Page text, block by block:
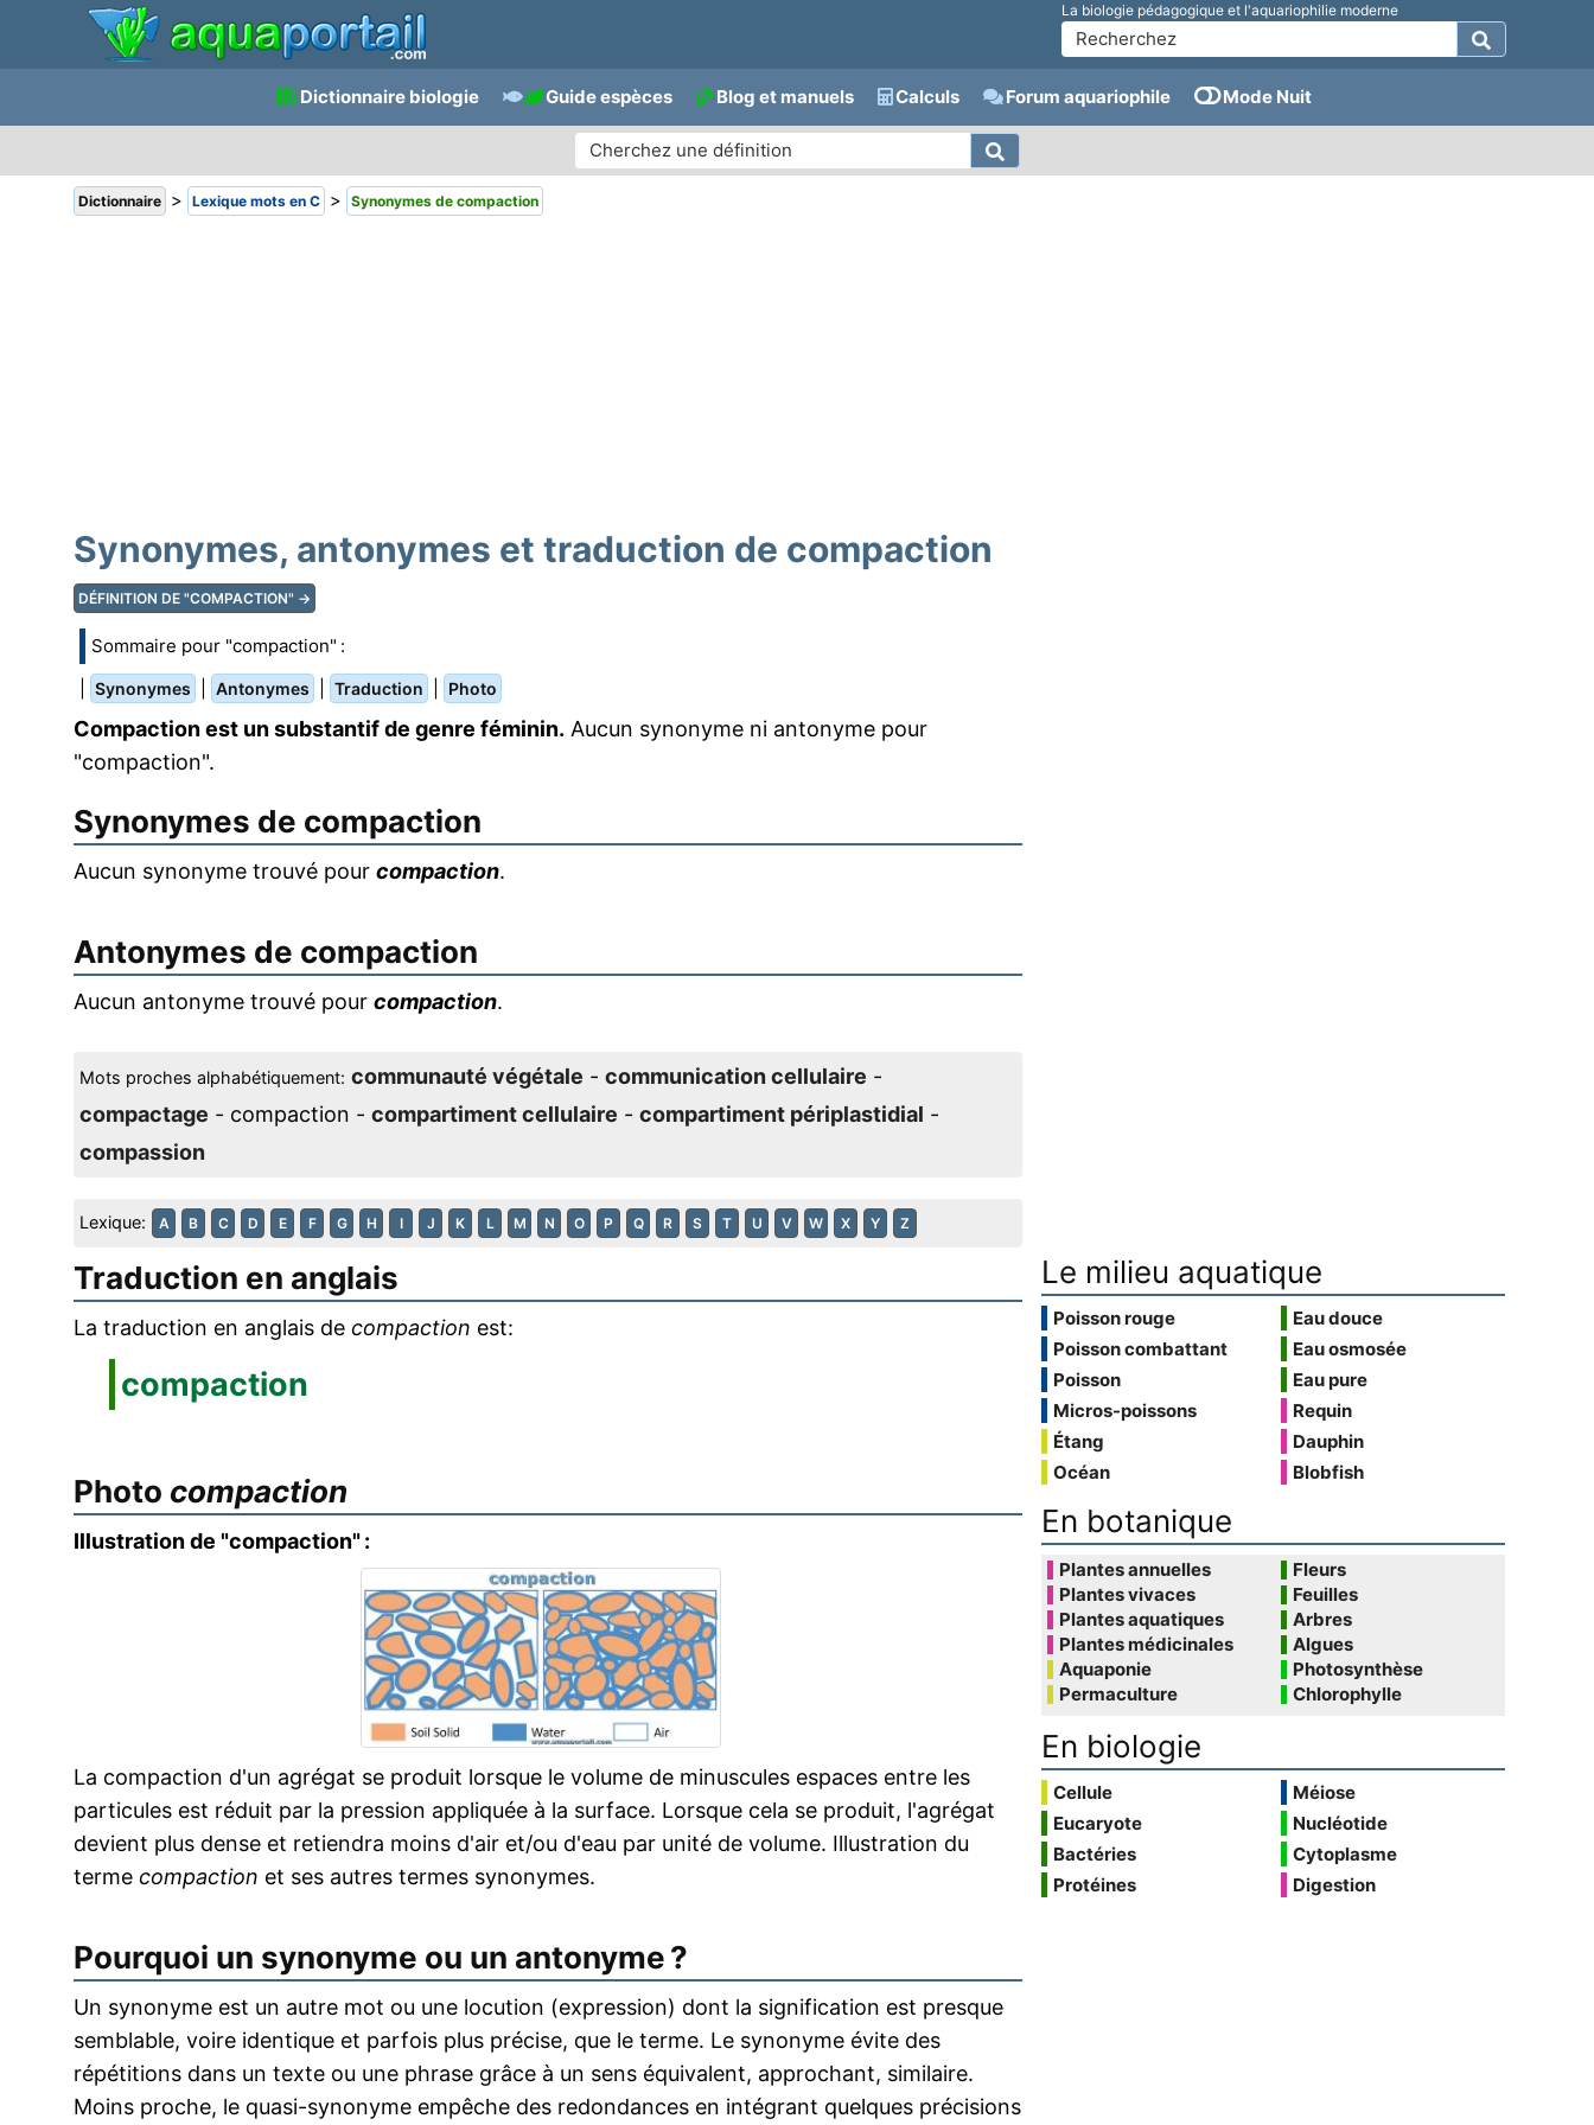
La biologie pédagogique et l'aquariophilie moderne
Dictionnaire biologie Guide espèces Blog et manuels Calculs Forum aquariophile Mode Nuit
Dictionnaire > Lexique mots en C > Synonymes de compaction
Synonymes, antonymes et traduction de compaction
DÉFINITION DE "COMPACTION" →
Sommaire pour "compaction" :
Synonymes Antonymes Traduction Photo
Compaction est un substantif de genre féminin. Aucun synonyme ni antonyme pour
"compaction".
Synonymes de compaction
Aucun synonyme trouvé pour compaction.
Antonymes de compaction
Aucun antonyme trouvé pour compaction.
Mots proches alphabétiquement: communauté végétale - communication cellulaire -
compactage - compaction - compartiment cellulaire - compartiment périplastidial -
compassion
Lexique: A B C D E F G H I J K L M N O P Q R S T U V W X Y Z
Traduction en anglais
La traduction en anglais de compaction est:
compaction
Photo compaction
Illustration de "compaction" :
La compaction d'un agrégat se produit lorsque le volume de minuscules espaces entre les
particules est réduit par la pression appliquée à la surface. Lorsque cela se produit, l'agrégat
devient plus dense et retiendra moins d'air et/ou d'eau par unité de volume. Illustration du
terme compaction et ses autres termes synonymes.
Pourquoi un synonyme ou un antonyme ?
Un synonyme est un autre mot ou une locution (expression) dont la signification est presque
semblable, voire identique et parfois plus précise, que le terme. Le synonyme évite des
répétitions dans un texte ou une phrase grâce à un sens équivalent, approchant, similaire.
Moins proche, le quasi-synonyme empêche des redondances en intégrant quelques précisions
Le milieu aquatique
Poisson rouge
Poisson combattant
Poisson
Micros-poissons
Étang
Océan
Eau douce
Eau osmosée
Eau pure
Requin
Dauphin
Blobfish
En botanique
Plantes annuelles
Plantes vivaces
Plantes aquatiques
Plantes médicinales
Aquaponie
Permaculture
Fleurs
Feuilles
Arbres
Algues
Photosynthèse
Chlorophylle
En biologie
Cellule
Eucaryote
Bactéries
Protéines
Méiose
Nucléotide
Cytoplasme
Digestion